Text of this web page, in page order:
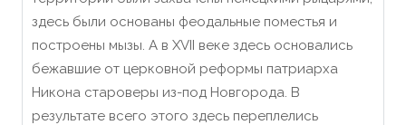
здесь были основаны феодальные поместья и
построены мызы. А в XVII веке здесь основались
бежавшие от церковной реформы патриарха
Никона староверы из-под Новгорода. В
результате всего этого здесь переплелись